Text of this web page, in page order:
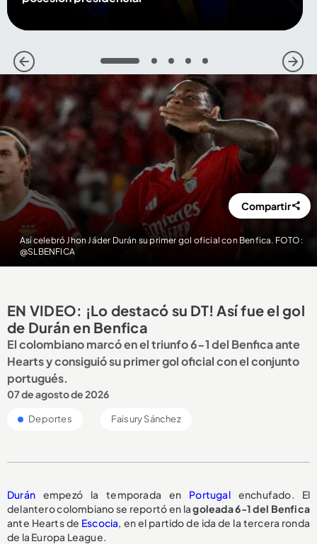
1 2 3 4 5
Así celebró Jhon Jáder Durán su primer gol oficial con Benfica. FOTO:
@SLBENFICA
Compartir
EN VIDEO: ¡Lo destacó su DT! Así fue el gol
de Durán en Benfica
El colombiano marcó en el triunfo 6-1 del Benfica ante
Hearts y consiguió su primer gol oficial con el conjunto
portugués.
07 de agosto de 2026
Deportes Faisury Sánchez
Durán empezó la temporada en Portugalenchufado. El
delantero colombiano se reportó en lagoleada 6-1 del Benfica
ante Hearts de Escocia , en el partido de ida de la tercera ronda
de la Europa League.